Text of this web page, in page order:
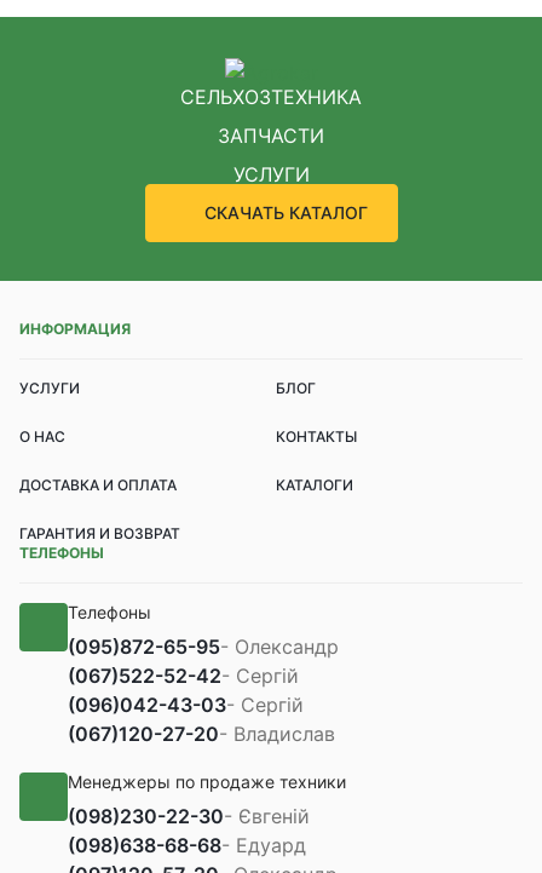
СЕЛЬХОЗТЕХНИКА
ЗАПЧАСТИ
УСЛУГИ
СКАЧАТЬ КАТАЛОГ
ИНФОРМАЦИЯ
УСЛУГИ БЛОГ
О НАС КОНТАКТЫ
ДОСТАВКА И ОПЛАТА КАТАЛОГИ
ГАРАНТИЯ И ВОЗВРАТ
ТЕЛЕФОНЫ
Телефоны
(095)872-65-95- Олександр
(067)522-52-42- Сергій
(096)042-43-03- Сергій
(067)120-27-20- Владислав
Менеджеры по продаже техники
(098)230-22-30- Євгеній
(098)638-68-68- Едуард